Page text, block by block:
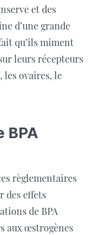
et des
d’une grande
qu’ils miment
leurs récepteurs
les ovaires, le
BPA
règlementaires
des effets
de BPA
aux œstrogènes